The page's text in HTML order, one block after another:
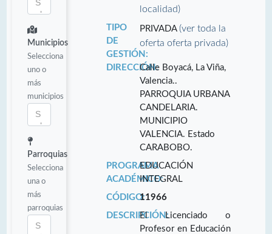
Municipios
Selecciona
uno o
más
municipios
Parroquias
Selecciona
una o
más
parroquias
localidad)
TIPO
DE
GESTIÓN:
PRIVADA(ver toda la
oferta oferta privada)
DIRECCIÓN:Calle Boyacá, La Viña,
Valencia..
PARROQUIA URBANA
CANDELARIA.
MUNICIPIO
VALENCIA. Estado
CARABOBO.
PROGRAMA
ACADÉMICO:
EDUCACIÓN
INTEGRAL
CÓDIGO:11966
DESCRIPCIÓN:El Licenciado o
Profesor en Educación